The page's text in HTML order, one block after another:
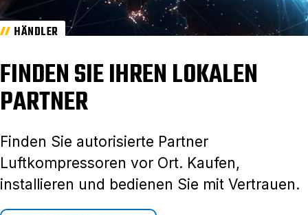
HÄNDLER
FINDEN SIE IHREN LOKALEN
PARTNER
Finden Sie autorisierte Partner
Luftkompressoren vor Ort. Kaufen,
installieren und bedienen Sie mit Vertrauen.